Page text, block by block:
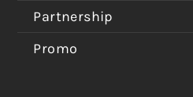
Partnership
Promo